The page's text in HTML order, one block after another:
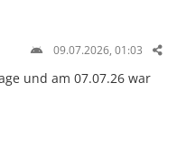
09.07.2026, 01:03
und am 07.07.26 war